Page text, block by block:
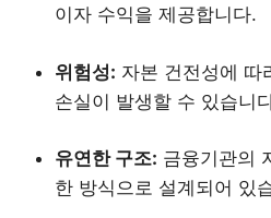
이자 수익을 제공합니다.
위험성: 자본 건전성에 따
손실이 발생할 수 있습니
유연한 구조: 금융기관의
한 방식으로 설계되어 있